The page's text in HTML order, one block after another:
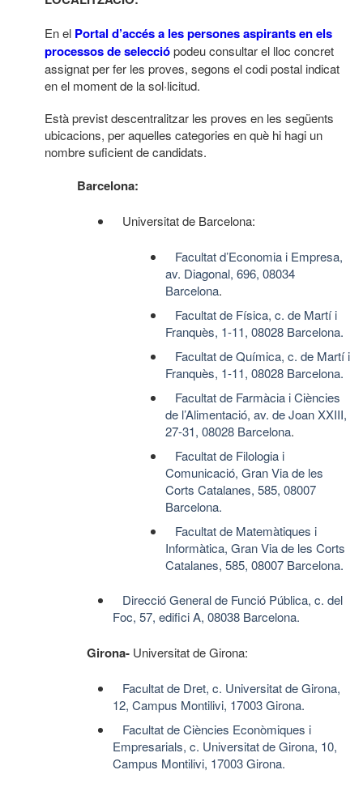
En el Portal d’accés a les persones aspirants en els
processos de selecciópodeu consultar el lloc concret
assignat per fer les proves, segons el codi postal indicat
en el moment de la sol·licitud.
Està previst descentralitzar les proves en les següents
ubicacions, per aquelles categories en què hi hagi un
nombre suficient de candidats.
Barcelona:
Universitat de Barcelona:
Facultat d’Economia i Empresa,
av. Diagonal, 696, 08034
Barcelona.
Facultat de Física, c. de Martí i
Franquès, 1-11, 08028 Barcelona.
Facultat de Química, c. de Martí i
Franquès, 1-11, 08028 Barcelona.
Facultat de Farmàcia i Ciències
de l’Alimentació, av. de Joan XXIII,
27-31, 08028 Barcelona.
Facultat de Filologia i
Comunicació, Gran Via de les
Corts Catalanes, 585, 08007
Barcelona.
Facultat de Matemàtiques i
Informàtica, Gran Via de les Corts
Catalanes, 585, 08007 Barcelona.
Direcció General de Funció Pública, c. del
Foc, 57, edifici A, 08038 Barcelona.
Girona- Universitat de Girona:
Facultat de Dret, c. Universitat de Girona,
12, Campus Montilivi, 17003 Girona.
Facultat de Ciències Econòmiques i
Empresarials, c. Universitat de Girona, 10,
Campus Montilivi, 17003 Girona.